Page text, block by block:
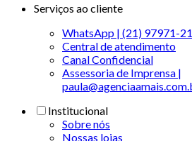
Serviços ao cliente
WhatsApp | (21) 97971-
Central de atendimento
Canal Confidencial
Assessoria de Imprensa |
Institucional
Sobre nós
Nossas lojas